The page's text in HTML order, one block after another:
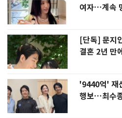
여자…계속
[단독] 문지
결혼 2년 만
'9440억' 재
행보…최수